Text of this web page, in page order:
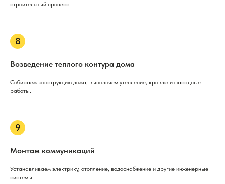
строительный процесс.
Возведение теплого контура дома
Собираем конструкцию дома, выполняем утепление, кровлю и фасадные
работы.
Монтаж коммуникаций
Устанавливаем электрику, отопление, водоснабжение и другие инженерные
системы.